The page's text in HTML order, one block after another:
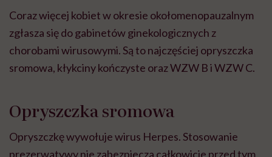
Coraz więcej kobiet w okresie okołomenopauzalnym
zgłasza się do gabinetów ginekologicznych z
chorobami wirusowymi. Są to najczęściej opryszczka
sromowa, kłykciny kończyste oraz WZW B i WZW C.
Opryszczka sromowa
Opryszczkę wywołuje wirus Herpes. Stosowanie
prezerwatywy nie zabezpiecza całkowicie przed tym